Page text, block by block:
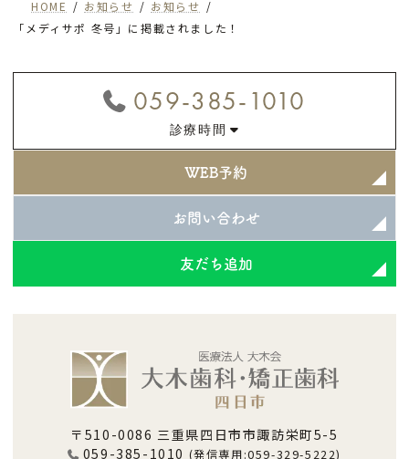
HOME お知らせ
お知らせ
「メディサポ 冬号」に掲載されました！
059-385-1010
診療時間
WEB予約
お問い合わせ
友だち追加
〒510-0086 三重県四日市市諏訪栄町5-5
059-385-1010 (発信専用:059-329-5222)